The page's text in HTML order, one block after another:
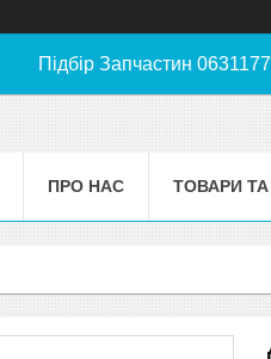
Підбір Запчастин
ПРО НАС ТОВАРИ